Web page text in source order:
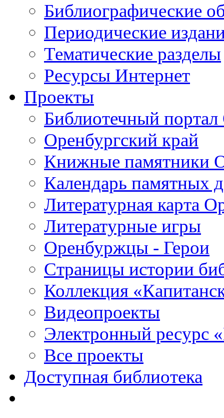
Библиографические
Периодические
Тематические разделы
Ресурсы Интернет
Проекты
Библиотечный портал
Оренбургский край
Книжные памятники
Календарь памятных
Литературная карта
Литературные игры
Оренбуржцы - Герои
Страницы истории
Коллекция
Видеопроекты
Электронный ресурс
Все проекты
Доступная библиотека